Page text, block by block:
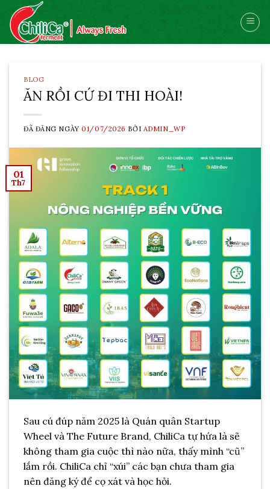
Skip
content
BLOG
ĂN RỒI CỨ ĐI THI HOÀI!
ĐÃ ĐĂNG NGÀY01/07/2026 BỞI ADMIN_WP
01
Th7
Sau cú đúp năm 2025 là Quán quân Startup
Wheel và The Future Brand, ChiliCa tự hứa là sẽ
không tham gia cuộc thì nào nữa, thấy mình “cũ”
lắm rồi. ChiliCa chỉ “xúi” các bạn chưa tham gia
nên đăng ký để cọ xát và học hỏi.